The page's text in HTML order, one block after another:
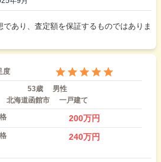
あり、査定額を保証するものではありま
度
53歳
男性
北海道函館市
一戸建て
200万円
240万円